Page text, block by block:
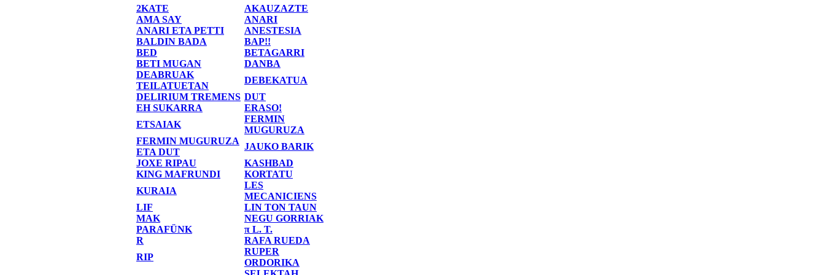
2KATE
AKAUZAZTE
AMA SAY
ANARI
ANARI ETA PETTI
ANESTESIA
BALDIN BADA
BAP!!
BED
BETAGARRI
BETI MUGAN
DANBA
DEABRUAK
TEILATUETAN
DEBEKATUA
DELIRIUM TREMENS DUT
EH SUKARRA
ERASO!
ETSAIAK
FERMIN
MUGURUZA
FERMIN MUGURUZA
ETA DUT
JAUKO BARIK
JOXE RIPAU
KASHBAD
KING MAFRUNDI
KORTATU
KURAIA
LES
MECANICIENS
LIF
LIN TON TAUN
MAK
NEGU GORRIAK
PARAFÜNK
π L. T.
R
RAFA RUEDA
RIP
RUPER
ORDORIKA